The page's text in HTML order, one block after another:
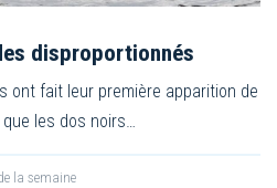
disproportionnés
ont fait leur première apparition de
que les dos noirs…
la semaine